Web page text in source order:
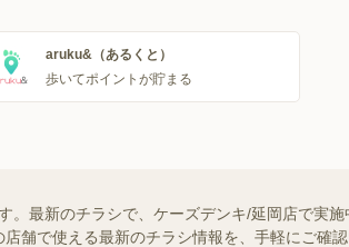
aruku&（あるくと）
歩いてポイントが貯まる
。最新のチラシで、ケーズデンキ/延岡店で実
舗で使える最新のチラシ情報を、手軽にご確